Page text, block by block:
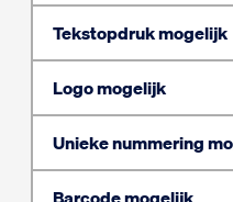
Tekstopdruk mogelijk
Logo mogelijk
Unieke nummering